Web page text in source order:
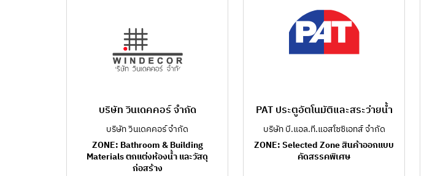
บริษัท วินเดคคอร์ จำกัด
บริษัท วินเดคคอร์ จำกัด
ZONE: Bathroom & Building
Materials ตกแต่งห้องน้ำ และวัสดุ
ก่อสร้าง
PAT ประตูอัตโนมัติและสระว่ายน้ำ
บริษัท บี.แอล.ที.แอสโซซิเอทส์ จำกัด
ZONE: Selected Zone สินค้าออกแบบ
คัดสรรคพิเศษ